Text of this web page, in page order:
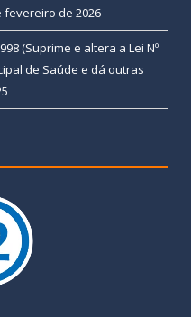
fevereiro de 2026
(Suprime e altera a Lei Nº
de Saúde e dá outras